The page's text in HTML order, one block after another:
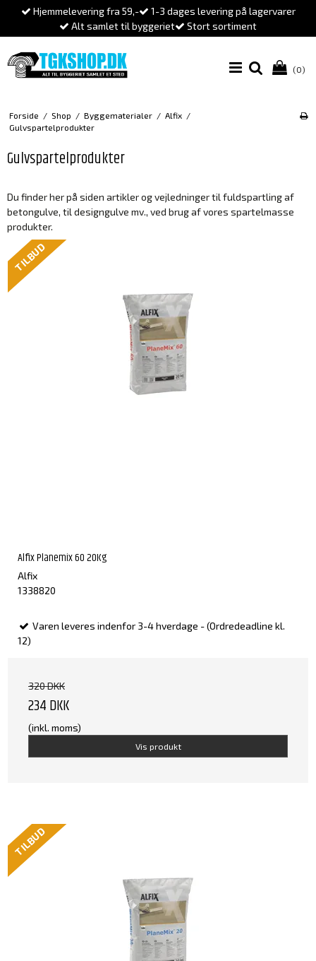
Hjemmelevering fra 59,-
1-3 dages levering på lagervarer
Alt samlet til byggeriet
Stort sortiment
(0)
Forside / Shop / Byggematerialer / Alfix /
Gulvspartelprodukter
Gulvspartelprodukter
Du finder her på siden artikler og vejledninger til fuldspartling af
betongulve, til designgulve mv., ved brug af vores spartelmasse
produkter.
TILBUD
Alfix Planemix 60 20Kg
Alfix
1338820
Varen leveres indenfor 3-4 hverdage - (Ordredeadline kl.
12)
320 DKK
234 DKK
(inkl. moms)
Vis produkt
TILBUD